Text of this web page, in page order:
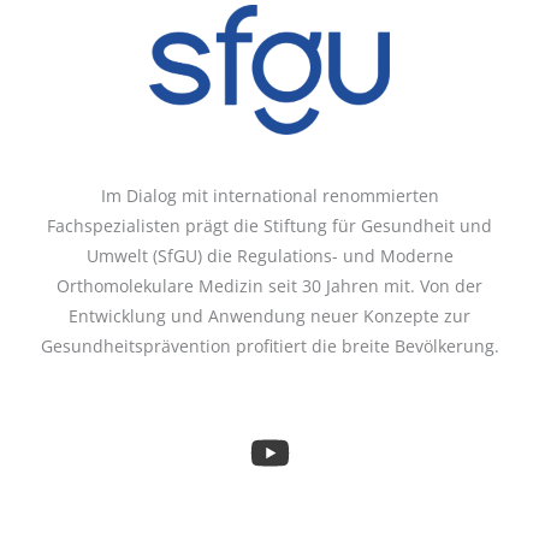
Im Dialog mit international renommierten
Fachspezialisten prägt die Stiftung für Gesundheit und
Umwelt (SfGU) die Regulations- und Moderne
Orthomolekulare Medizin seit 30 Jahren mit. Von der
Entwicklung und Anwendung neuer Konzepte zur
Gesundheitsprävention profitiert die breite Bevölkerung.